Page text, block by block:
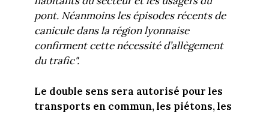
pont. Néanmoins les épisodes récents de
canicule dans la région lyonnaise
confirment cette nécessité d’allègement
du trafic".
Le double sens sera autorisé pour les
transports en commun, les piétons, les